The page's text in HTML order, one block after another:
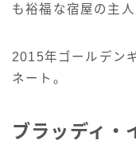
も裕福な宿屋の主
2015年ゴールデン
ネート。
ブラッディ